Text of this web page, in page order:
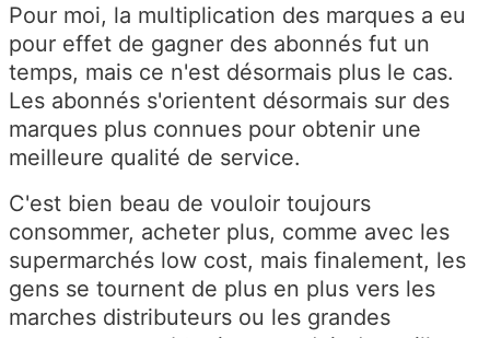
Pour moi, la multiplication des marques a eu
pour effet de gagner des abonnés fut un
temps, mais ce n'est désormais plus le cas.
Les abonnés s'orientent désormais sur des
marques plus connues pour obtenir une
meilleure qualité de service.
C'est bien beau de vouloir toujours
consommer, acheter plus, comme avec les
supermarchés low cost, mais finalement, les
gens se tournent de plus en plus vers les
marches distributeurs ou les grandes